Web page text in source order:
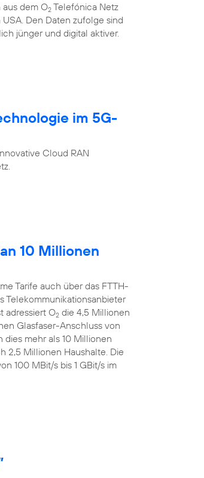
dem O2 Telefónica Netz
Den Daten zufolge sind
jünger und digital aktiver.
im 5G-
Cloud RAN
10 Millionen
Tarife auch über das FTTH-
Telekommunikationsanbieter
adressiert O2 die 4,5 Millionen
Glasfaser-Anschluss von
mehr als 10 Millionen
2,5 Millionen Haushalte. Die
100 MBit/s bis 1 GBit/s im